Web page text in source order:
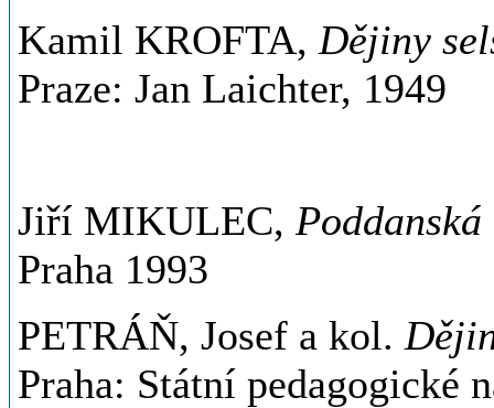
Kamil KROFTA, Dějiny
Praze: Jan Laichter, 1949
Jiří MIKULEC,
Praha 1993
PETRÁŇ, Josef a kol.
Praha: Státní pedagogické